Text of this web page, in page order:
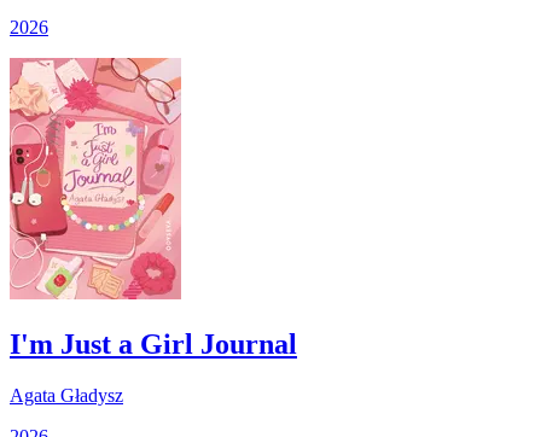
2026
I'm Just a Girl Journal
Agata Gładysz